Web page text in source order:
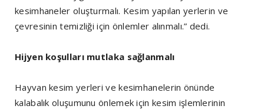
kesimhaneler oluşturmalı. Kesim yapılan yerlerin ve
çevresinin temizliği için önlemler alınmalı.” dedi.
Hijyen koşulları mutlaka sağlanmalı
Hayvan kesim yerleri ve kesimhanelerin önünde
kalabalık oluşumunu önlemek için kesim işlemlerinin